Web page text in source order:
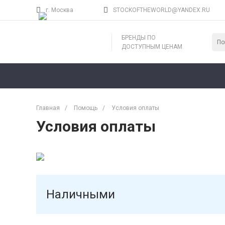
г. Москва STOCKOFTHEWORLD@YANDEX.RU
БРЕНДЫ ПО
ДОСТУПНЫМ ЦЕНАМ
Главная / Помощь / Условия оплаты
Условия оплаты
Наличными